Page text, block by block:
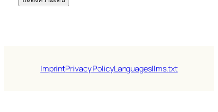
ImprintPrivacy PolicyLanguagesllms.txt